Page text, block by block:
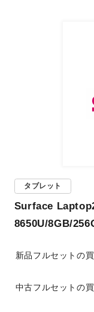
タブレット
Surface
8650U/8GB/
新品フルセットの
中古フルセットの